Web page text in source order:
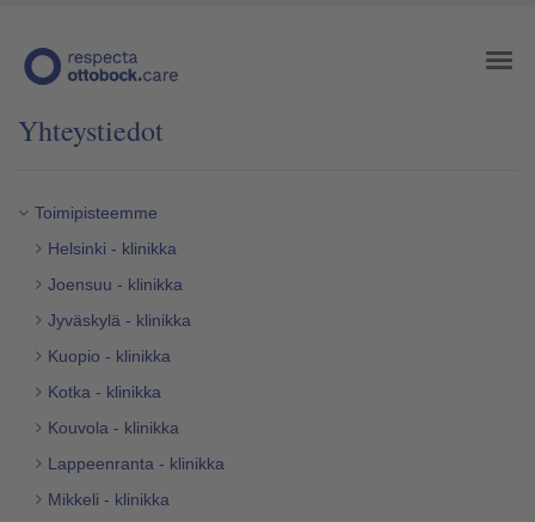
Yhteystiedot
Toimipisteemme
Helsinki - klinikka
Joensuu - klinikka
Jyväskylä - klinikka
Kuopio - klinikka
Kotka - klinikka
Kouvola - klinikka
Lappeenranta - klinikka
Mikkeli - klinikka